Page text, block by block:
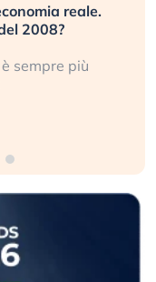
reale.
2008?
sempre più